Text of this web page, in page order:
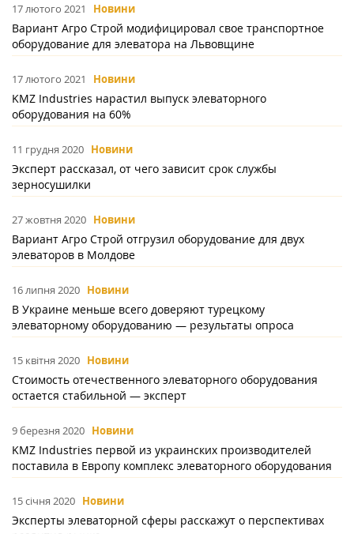
17 лютого 2021 Новини
Вариант Агро Строй модифицировал свое транспортное
оборудование для элеватора на Львовщине
17 лютого 2021 Новини
KMZ Industries нарастил выпуск элеваторного
оборудования на 60%
11 грудня 2020 Новини
Эксперт рассказал, от чего зависит срок службы
зерносушилки
27 жовтня 2020 Новини
Вариант Агро Строй отгрузил оборудование для двух
элеваторов в Молдове
16 липня 2020 Новини
В Украине меньше всего доверяют турецкому
элеваторному оборудованию — результаты опроса
15 квітня 2020 Новини
Стоимость отечественного элеваторного оборудования
остается стабильной — эксперт
9 березня 2020 Новини
KMZ Industries первой из украинских производителей
поставила в Европу комплекс элеваторного оборудования
15 січня 2020 Новини
Эксперты элеваторной сферы расскажут о перспективах